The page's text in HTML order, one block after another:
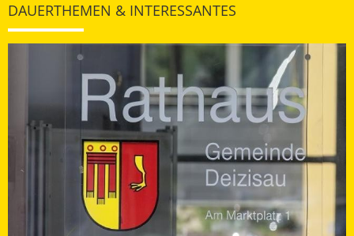
DAUERTHEMEN & INTERESSANTES